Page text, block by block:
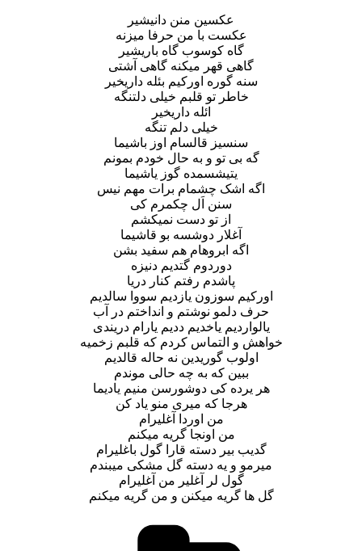
عکسین منن دانیشیر
عکست با من حرفا میزنه
گاه کوسوب گاه باریشیر
گاهی قهر میکنه گاهی آشتی
سنه گوره اورکیم بئله داریخیر
خاطر تو قلبم خیلی دلتنگه
ائله داریخیر
خیلی دلم تنگه
سنسیز قالسام اوز باشیما
گه بی تو و به حال خودم بمونم
یتیشسمده گوز یاشیما
اگه اشک چشمام برات مهم نیس
سنن اَل چکمرم کی
از تو دست نمیکشم
آغلار دوشسه بو قاشیما
اگه ابروهام هم سفید بشن
دوردوم گتدیم دنیزه
پاشدم رفتم کنار دریا
اورکیم سوزون یازدیم سووا سالدیم
حرف دلمو نوشتم و انداختم در آب
یالواردیم یاخدیم ددیم یارام دریندی
خواهش و التماس کردم که قلبم زخمیه
اولوب گوریدین نه حاله قالدیم
ببین که به چه حالی موندم
هر یرده کی دوشورسن منیم یادیما
هرجا که میری منو یاد کن
من اوردا آغلیرام
من اونجا گریه میکنم
گدیب بیر دسته قارا گول باغلیرام
میرمو و یه دسته گل مشکی میبندم
گول لر آغلیر من آغلیرام
گل ها گریه میکنن و من گریه میکنم